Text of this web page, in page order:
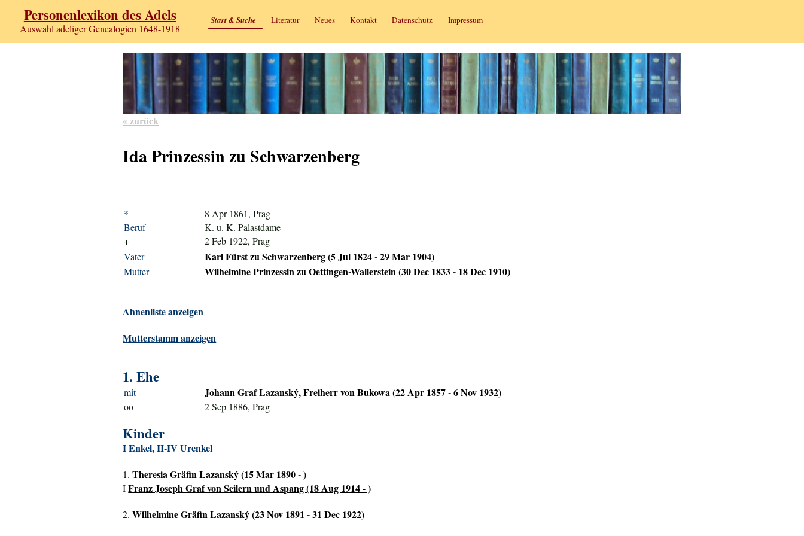
Personenlexikon des Adels
Auswahl adeliger Genealogien 1648-1918
Start & Suche Literatur Neues Kontakt Datenschutz Impressum
« zurück
Ida Prinzessin zu Schwarzenberg
*
8 Apr 1861, Prag
Beruf
K. u. K. Palastdame
+
2 Feb 1922, Prag
Vater
Karl Fürst zu Schwarzenberg (5 Jul 1824 - 29 Mar 1904)
Mutter Wilhelmine Prinzessin zu Oettingen-Wallerstein (30 Dec 1833 - 18 Dec 1910)
Ahnenliste anzeigen
Mutterstamm anzeigen
1. Ehe
mit Johann Graf Lazanský, Freiherr von Bukowa (22 Apr 1857 - 6 Nov 1932)
oo 2 Sep 1886, Prag
Kinder
I Enkel, II-IV Urenkel
1.Theresia Gräfin Lazanský (15 Mar 1890 - )
IFranz Joseph Graf von Seilern und Aspang (18 Aug 1914 - )
2.Wilhelmine Gräfin Lazanský (23 Nov 1891 - 31 Dec 1922)